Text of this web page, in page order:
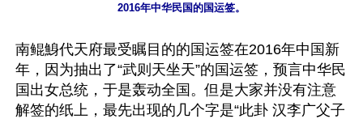
2016年中华民国的国运签。
南鲲鯓代天府最受瞩目的的国运签在2016年中国新
年，因为抽出了“武则天坐天”的国运签，预言中华民
国出女总统，于是轰动全国。但是大家并没有注意
解签的纸上，最先出现的几个字是“此卦 汉李广父子